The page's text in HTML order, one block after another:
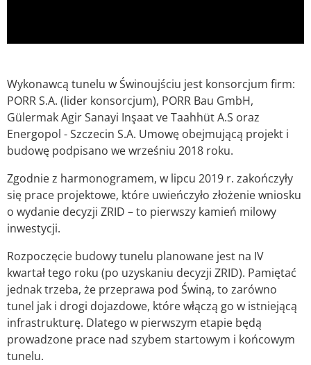
Wykonawcą tunelu w Świnoujściu jest konsorcjum firm:
PORR S.A. (lider konsorcjum), PORR Bau GmbH,
Gülermak Agir Sanayi Inşaat ve Taahhüt A.S oraz
Energopol - Szczecin S.A. Umowę obejmującą projekt i
budowę podpisano we wrześniu 2018 roku.
Zgodnie z harmonogramem, w lipcu 2019 r. zakończyły
się prace projektowe, które uwieńczyło złożenie wniosku
o wydanie decyzji ZRID – to pierwszy kamień milowy
inwestycji.
Rozpoczęcie budowy tunelu planowane jest na IV
kwartał tego roku (po uzyskaniu decyzji ZRID). Pamiętać
jednak trzeba, że przeprawa pod Świną, to zarówno
tunel jak i drogi dojazdowe, które włączą go w istniejącą
infrastrukturę. Dlatego w pierwszym etapie będą
prowadzone prace nad szybem startowym i końcowym
tunelu.